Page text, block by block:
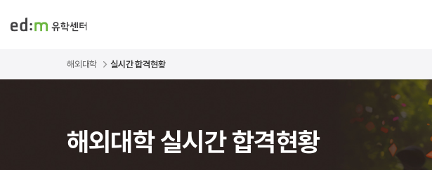
해외대학 실시간 합격현황
해외대학실시간 합격현황